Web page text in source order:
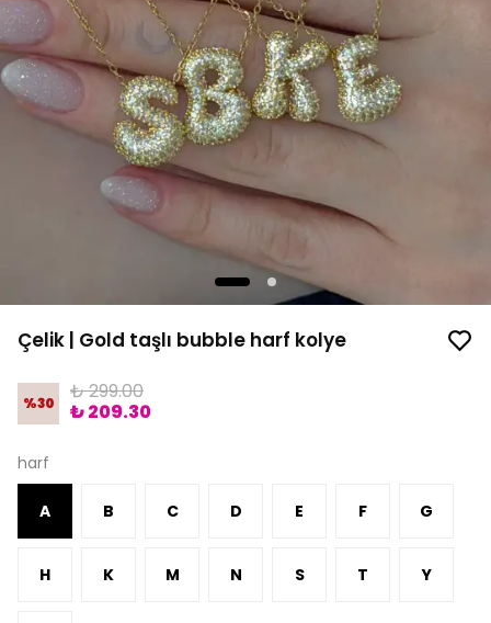
Çelik | Gold taşlı bubble harf kolye
%30
₺ 299.00
₺ 209.30
harf
A B C D E F G
H K M N S T Y